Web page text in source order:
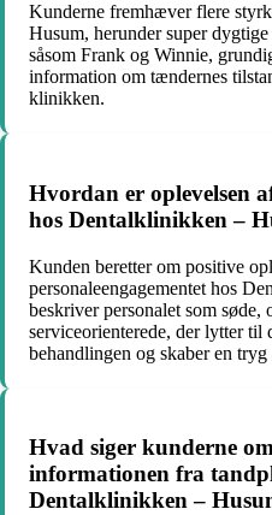
Kunderne fremhæver flere
Husum, herunder super
såsom Frank og Winnie,
information om tændernes
klinikken.
Hvordan er oplevelsen
hos Dentalklinikken –
Kunden beretter om positive
personaleengagementet hos
beskriver personalet som søde,
serviceorienterede, der lytter til
behandlingen og skaber en
Hvad siger kunderne
informationen fra
Dentalklinikken –